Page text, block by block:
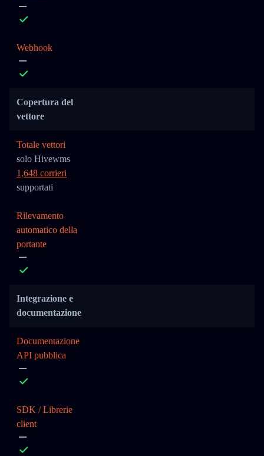
Webhook
Copertura del
vettore
Totale vettori
solo Hivewms
1,648 corrieri
supportati
Rilevamento
automatico della
portante
Integrazione e
documentazione
Documentazione
API pubblica
SDK / Librerie
client